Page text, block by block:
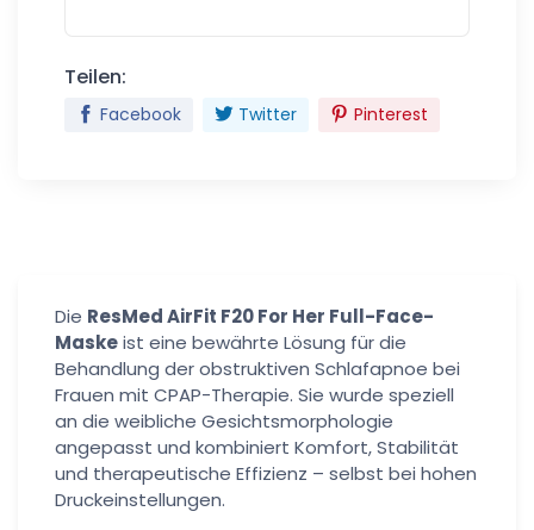
Teilen:
Facebook Twitter Pinterest
Die ResMed AirFit F20 For Her Full-Face-
Maskeist eine bewährte Lösung für die
Behandlung der obstruktiven Schlafapnoe bei
Frauen mit CPAP-Therapie. Sie wurde speziell
an die weibliche Gesichtsmorphologie
angepasst und kombiniert Komfort, Stabilität
und therapeutische Effizienz – selbst bei hohen
Druckeinstellungen.